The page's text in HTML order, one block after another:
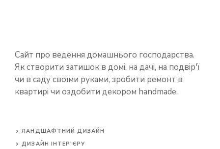
Сайт про ведення домашнього господарства.
Як створити затишок в домі, на дачі, на подвір'ї
чи в саду своїми руками, зробити ремонт в
квартирі чи оздобити декором handmade.
ЛАНДШАФТНИЙ ДИЗАЙН
ДИЗАЙН ІНТЕР'ЄРУ